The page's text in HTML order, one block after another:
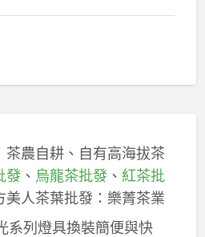
茶農自耕、自有高海拔茶
發、 烏龍茶批發、 紅茶批
美人茶葉批發：樂菁茶業
系列燈具換裝簡便與快